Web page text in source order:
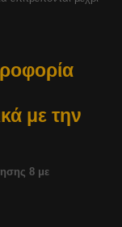
με την
8 με